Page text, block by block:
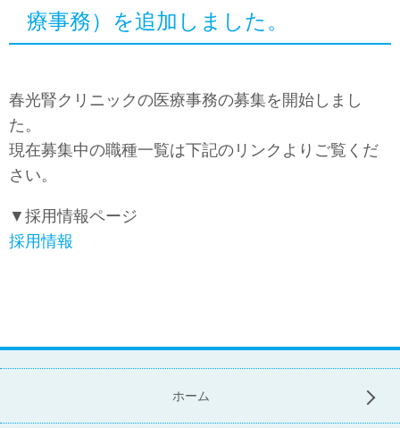
療事務）を追加しました。
春光腎クリニックの医療事務の募集を開始しまし
た。
現在募集中の職種一覧は下記のリンクよりご覧くだ
さい。
▼採用情報ページ
採用情報
ホーム